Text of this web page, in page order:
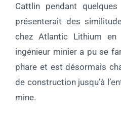
Cattlin pendant
présenterait des
chez Atlantic Lithium en
ingénieur minier a pu se
phare et est désormais
de construction jusqu’à
mine.